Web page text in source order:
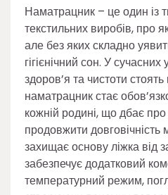
Наматрацник – це один із
текстильних виробів, про
але без яких складно
гігієнічний сон. У
здоров’я та чистоти
наматрацник стає
кожній родині, що дбає про
продовжити
захищає основу ліжка від
забезпечує додатковий
температурний режим,